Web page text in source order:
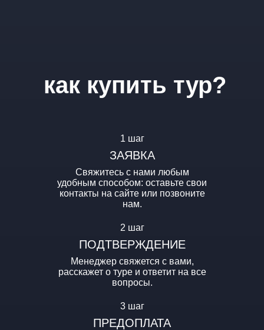
как купить тур?
Свяжитесь с нами любым
удобным способом: оставьте свои
контакты на сайте или позвоните
нам.
1 шаг
2 шаг
3 шаг
Менеджер свяжется с вами,
расскажет о туре и ответит на все
вопросы.
ЗАЯВКА
ПОДТВЕРЖДЕНИЕ
ПРЕДОПЛАТА